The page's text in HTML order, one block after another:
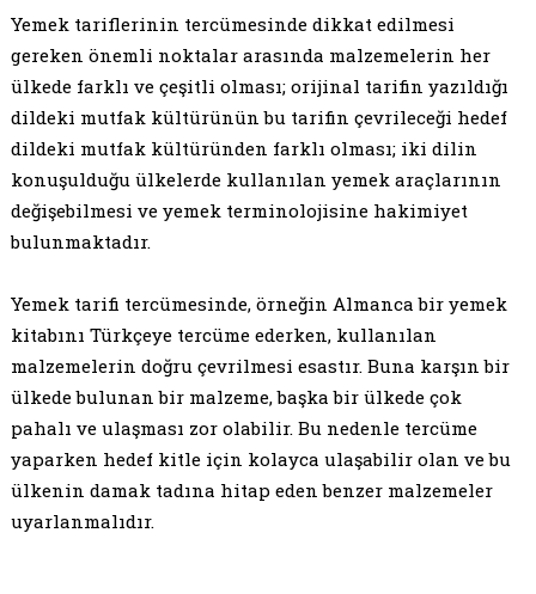
Yemek tariflerinin tercümesinde dikkat edilmesi
gereken önemli noktalar arasında malzemelerin her
ülkede farklı ve çeşitli olması; orijinal tarifin yazıldığı
dildeki mutfak kültürünün bu tarifin çevrileceği hedef
dildeki mutfak kültüründen farklı olması; iki dilin
konuşulduğu ülkelerde kullanılan yemek araçlarının
değişebilmesi ve yemek terminolojisine hakimiyet
bulunmaktadır.
Yemek tarifi tercümesinde, örneğin Almanca bir yemek
kitabını Türkçeye tercüme ederken, kullanılan
malzemelerin doğru çevrilmesi esastır. Buna karşın bir
ülkede bulunan bir malzeme, başka bir ülkede çok
pahalı ve ulaşması zor olabilir. Bu nedenle tercüme
yaparken hedef kitle için kolayca ulaşabilir olan ve bu
ülkenin damak tadına hitap eden benzer malzemeler
uyarlanmalıdır.